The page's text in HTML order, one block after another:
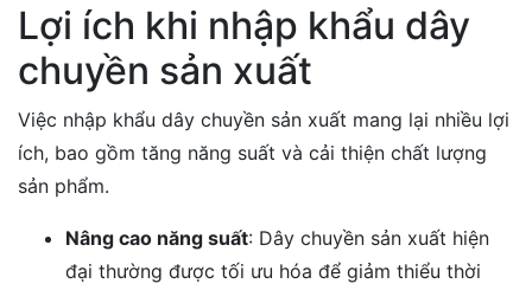
Lợi ích khi nhập khẩu dây
chuyền sản xuất
Việc nhập khẩu dây chuyền sản xuất mang lại nhiều lợi
ích, bao gồm tăng năng suất và cải thiện chất lượng
sản phẩm.
Nâng cao năng suất: Dây chuyền sản xuất hiện
đại thường được tối ưu hóa để giảm thiểu thời